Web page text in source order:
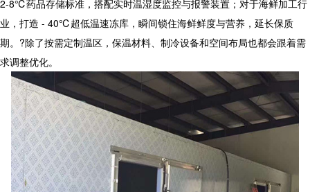
2-8℃药品存储标准，搭配实时温湿度监控与报警装置；对于海鲜加工行
业，打造 - 40℃超低温速冻库，瞬间锁住海鲜鲜度与营养，延长保质
期。?除了按需定制温区，保温材料、制冷设备和空间布局也都会跟着需
求调整优化。